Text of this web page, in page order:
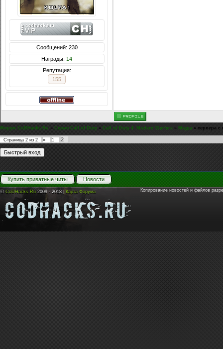
Сообщений: 230
Награды: 14
Репутация:
155
Форум CoDHacks.Ru » Серия Call of Duty » Call of Duty 4: Modern Warfare » Моды » сервера
Страница 2 из 2 « 1 2
Купить приватные читы Новости
© CoDHacks.Ru 2009 - 2018 | Карта Форума Копирование новостей и файлов